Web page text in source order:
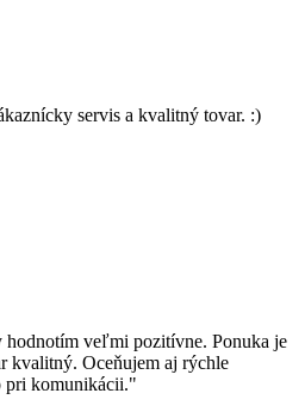
servis a kvalitný tovar. :)
hodnotím veľmi pozitívne. Ponuka je
kvalitný. Oceňujem aj rýchle
pri komunikácii."